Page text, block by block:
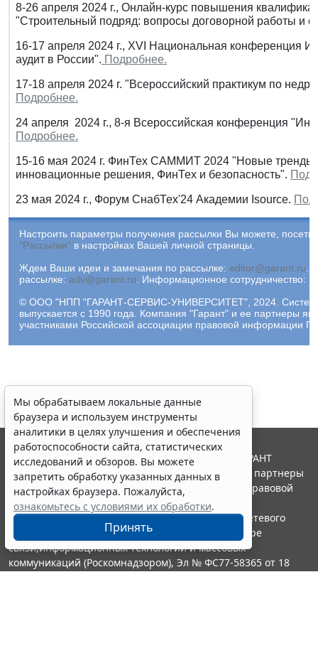
8-26 апреля 2024 г., Онлайн-курс повышения
"Строительный подряд: вопросы договорной работы и
16-17 апреля 2024 г., XVI Национальная конференция
аудит в России". Подробнее.
17-18 апреля 2024 г. "Всероссийский практикум по
Подробнее.
24 апреля 2024 г., 8-я Всероссийская конференция
Подробнее.
15-16 мая 2024 г. ФинТех САММИТ 2024 "Новые тренды
инновационные решения, ФинТех и безопасность".
23 мая 2024 г., Форум СнабТех'24 Академии Isource.
Настроить параметры получения рассылки Вы можете,
"Рассылки" в настройках Вашей личной страницы.
Ждем Ваши идеи и замечания по рассылке: editor@garant.ru
рассылке: adv@garant.ru Информационное сотрудничество:
© ООО "НПП "ГАРАНТ-СЕРВИС-УНИВЕРСИТЕТ", 2024.
выпускается с 1990 года. Компания "Гарант" и ее партнеры
участниками Российской ассоциации правовой информации
Мы обрабатываем локальные данные
браузера и используем инструменты
аналитики в целях улучшения и обеспечения
работоспособности сайта, статистических
исследований и обзоров. Вы можете
запретить обработку указанных данных в
настройках браузера. Пожалуйста,
ознакомьтесь с условиями их обработки.
Принять
© ООО "НПП "ГАРАНТ-СЕРВИС", 2026. Система ГАРАНТ
выпускается с 1990 года. Компания "Гарант" и ее партнеры
являются участниками Российской ассоциации правовой
информации ГАРАНТ.
Портал ГАРАНТ.РУ зарегистрирован в качестве сетевого
издания Федеральной службой по надзору в сфере
связи,информационных технологий и массовых
коммуникаций (Роскомнадзором), Эл № ФС77-58365 от 18